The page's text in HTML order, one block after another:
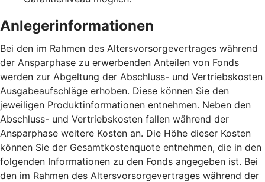
Anlegerinformationen
Bei den im Rahmen des Altersvorsorgevertrages während
der Ansparphase zu erwerbenden Anteilen von Fonds
werden zur Abgeltung der Abschluss- und Vertriebskosten
Ausgabeaufschläge erhoben. Diese können Sie den
jeweiligen Produktinformationen entnehmen. Neben den
Abschluss- und Vertriebskosten fallen während der
Ansparphase weitere Kosten an. Die Höhe dieser Kosten
können Sie der Gesamtkostenquote entnehmen, die in den
folgenden Informationen zu den Fonds angegeben ist. Bei
den im Rahmen des Altersvorsorgevertrages während der